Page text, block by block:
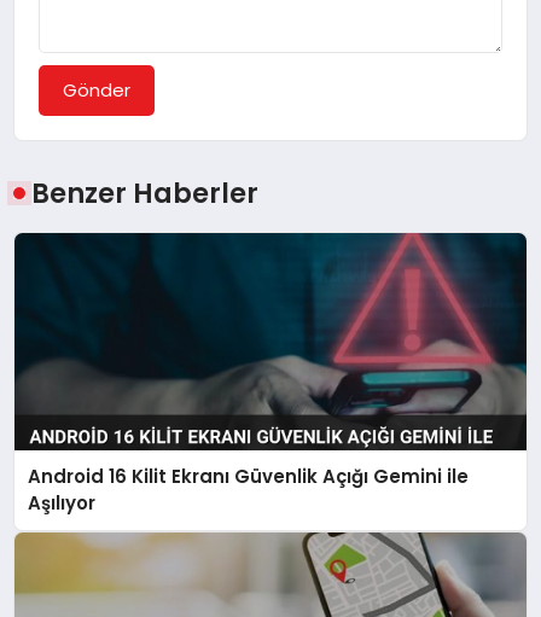
Gönder
Benzer Haberler
Android 16 Kilit Ekranı Güvenlik Açığı Gemini ile
Aşılıyor